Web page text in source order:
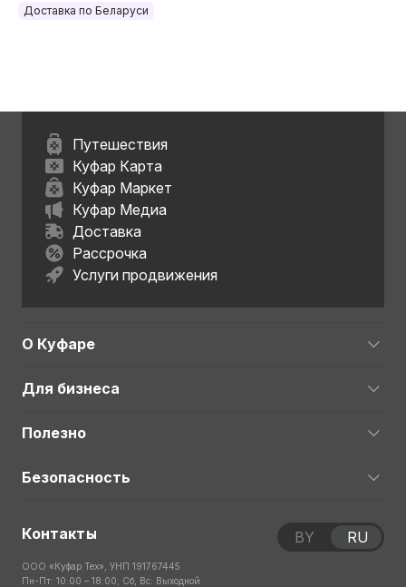
Доставка по Беларуси
Путешествия
Куфар Карта
Куфар Маркет
Куфар Медиа
Доставка
Рассрочка
Услуги продвижения
О Куфаре
Для бизнеса
Полезно
Безопасность
Контакты
ООО «Куфар Тех», УНП 191767445
Пн-Пт: 10:00 – 18:00; Сб, Вс: Выходной
BY RU